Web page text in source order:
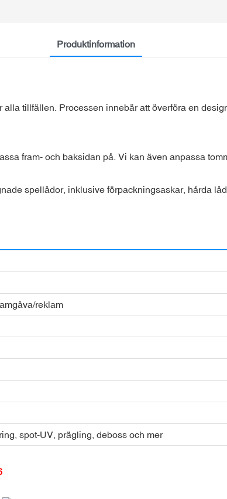
Produktinformation
tillfällen. Processen innebär att överföra en
fram- och baksidan på. Vi kan även anpassa
spellådor, inklusive förpackningsaskar, hårda
reklam
spot-UV, prägling, deboss och mer